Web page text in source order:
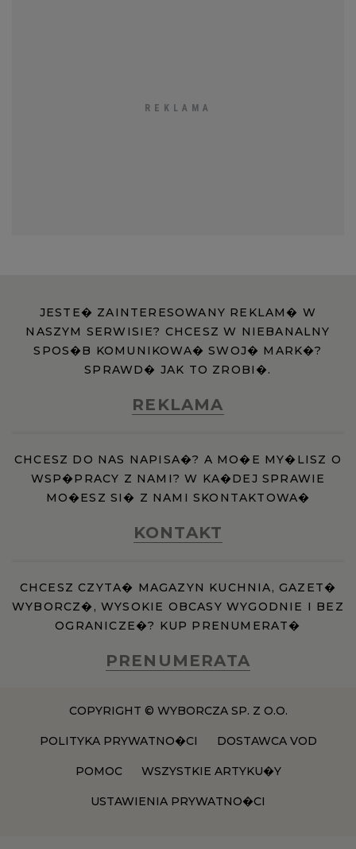
JESTE� ZAINTERESOWANY REKLAM� W
NASZYM SERWISIE? CHCESZ W NIEBANALNY
SPOS�B KOMUNIKOWA� SWOJ� MARK�?
SPRAWD� JAK TO ZROBI�.
REKLAMA
CHCESZ DO NAS NAPISA�? A MO�E MY�LISZ O
WSP�PRACY Z NAMI? W KA�DEJ SPRAWIE
MO�ESZ SI� Z NAMI SKONTAKTOWA�
KONTAKT
CHCESZ CZYTA� MAGAZYN KUCHNIA, GAZET�
WYBORCZ�, WYSOKIE OBCASY WYGODNIE I BEZ
OGRANICZE�? KUP PRENUMERAT�
PRENUMERATA
COPYRIGHT © WYBORCZA SP. Z O.O.
POLITYKA PRYWATNO�CI DOSTAWCA VOD
POMOC WSZYSTKIE ARTYKU�Y
USTAWIENIA PRYWATNO�CI